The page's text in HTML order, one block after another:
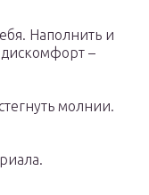
Наполнить и
–
молнии.